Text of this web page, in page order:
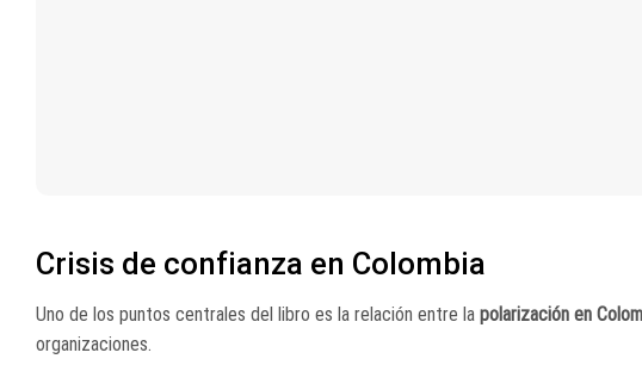
Crisis de confianza en Colombia
Uno de los puntos centrales del libro es la relación entre la polarización en
organizaciones.